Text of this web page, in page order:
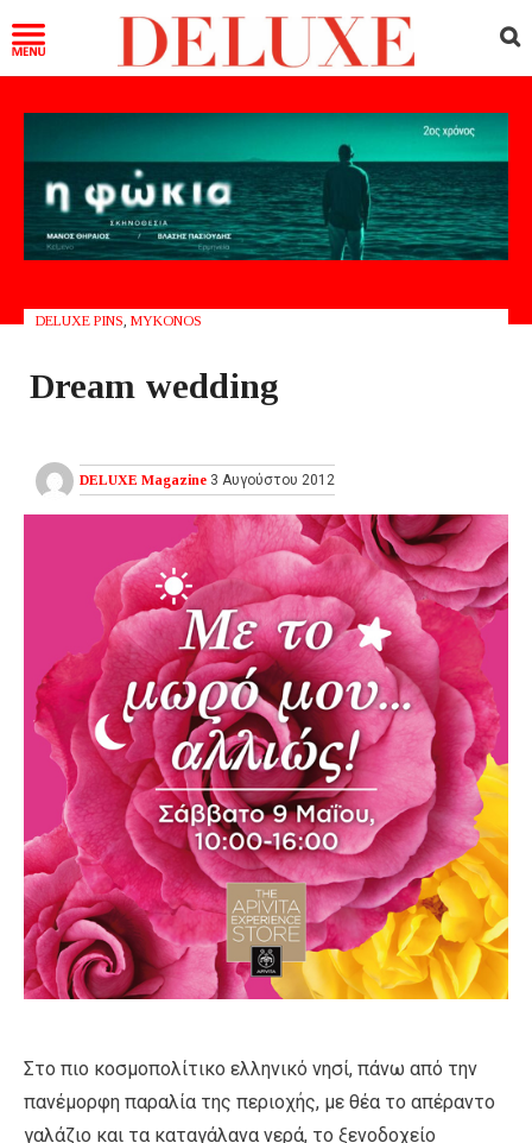
DELUXE PINS MYKONOS
Dream wedding
DELUXE Magazine 3 Αυγούστου 2012
Στο πιο κοσμοπολίτικο ελληνικό νησί, πάνω από την
πανέμορφη παραλία της περιοχής, με θέα το απέραντο
γαλάζιο και τα καταγάλανα νερά, το ξενοδοχείο